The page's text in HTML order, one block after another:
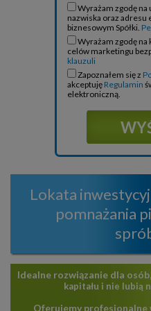
Wyrażam zgodę
nazwiska oraz adresu
biznesowym Spółki.
Wyrażam zgodę
celów marketingu
klauzuli
Zapoznałem się z
akceptuję Regulamin
elektroniczną.
Lokata
pomnażania
Idealne rozwiązanie dla
kapitału i nie lubią
Oferujemy profesjonalne